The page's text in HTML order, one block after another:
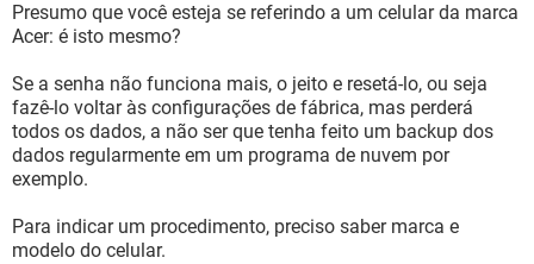
Presumo que você esteja se referindo a um celular da marca
Acer: é isto mesmo?
Se a senha não funciona mais, o jeito e resetá-lo, ou seja
fazê-lo voltar às configurações de fábrica, mas perderá
todos os dados, a não ser que tenha feito um backup dos
dados regularmente em um programa de nuvem por
exemplo.
Para indicar um procedimento, preciso saber marca e
modelo do celular.